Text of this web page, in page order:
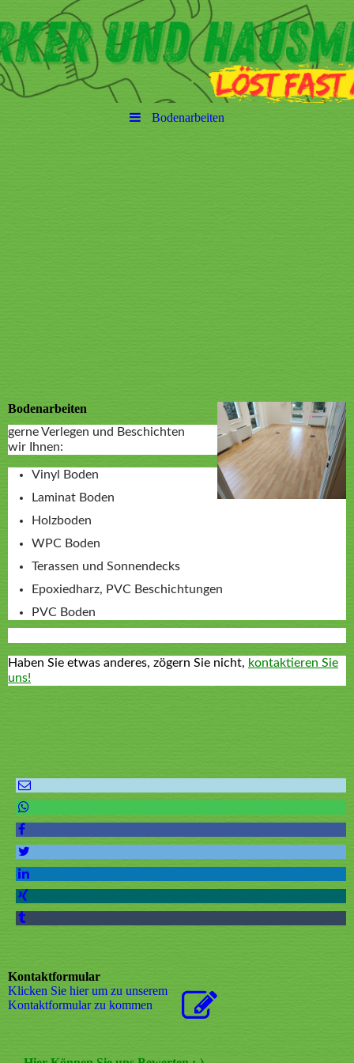
Bodenarbeiten
Bodenarbeiten
gerne Verlegen und Beschichten
wir Ihnen:
Vinyl Boden
Laminat Boden
Holzboden
WPC Boden
Terassen und Sonnendecks
Epoxiedharz, PVC Beschichtungen
PVC Boden
Haben Sie etwas anderes, zögern Sie nicht, kontaktieren Sie
uns!
Kontaktformular
Klicken Sie hier um zu unserem
Kon­takt­for­mu­lar zu kommen